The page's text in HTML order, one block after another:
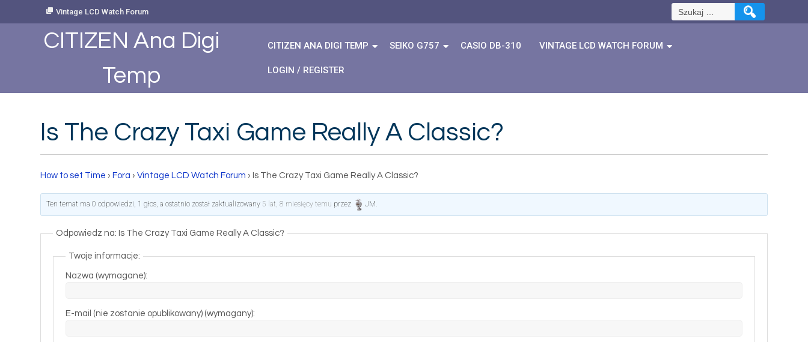
Vintage LCD Watch Forum Szukaj:
CITIZEN Ana Digi
Temp
CITIZEN ANA DIGI TEMP SEIKO G757 CASIO DB-310 VINTAGE LCD WATCH FORUM
LOGIN / REGISTER
Is The Crazy Taxi Game Really A Classic?
How to set Time › Fora › Vintage LCD Watch Forum › Is The Crazy Taxi Game Really A Classic?
Ten temat ma 0 odpowiedzi, 1 głos, a ostatnio został zaktualizowany 5 lat, 8 miesięcy temu przez JM.
Odpowiedz na: Is The Crazy Taxi Game Really A Classic?
Twoje informacje:
Nazwa (wymagane):
E-mail (nie zostanie opublikowany) (wymagany):